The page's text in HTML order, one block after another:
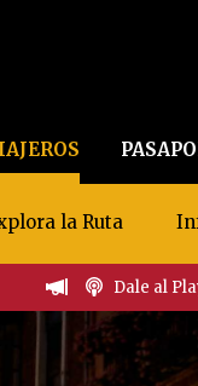
la Ruta
Dale al